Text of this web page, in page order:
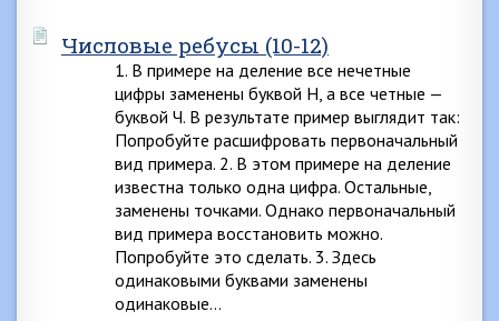
Числовые ребусы (10-12)
1. В примере на деление все нечетные
цифры заменены буквой Н, а все четные —
буквой Ч. В результате пример выглядит так:
Попробуйте расшифровать первоначальный
вид примера. 2. В этом примере на деление
известна только одна цифра. Остальные,
заменены точками. Однако первоначальный
вид примера восстановить можно.
Попробуйте это сделать. 3. Здесь
одинаковыми буквами заменены
одинаковые…